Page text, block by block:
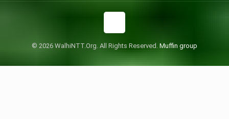
© 2026 WalhiNTT.Org. All Rights Reserved. Muffin group